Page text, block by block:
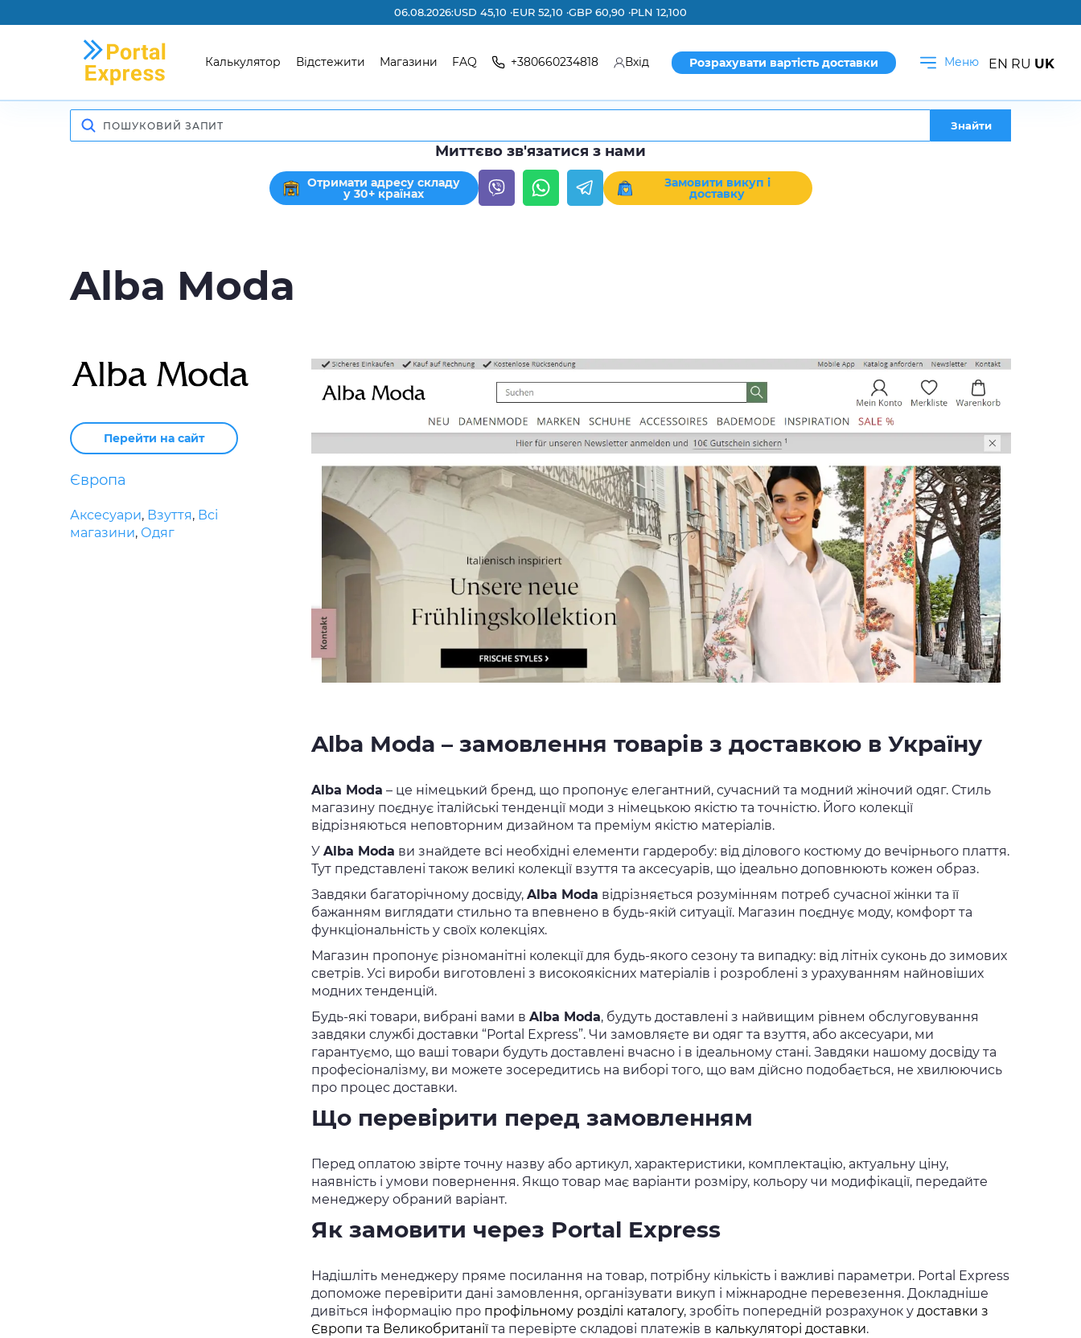
06.08.2026:USD 45,10 ·EUR 52,10 ·GBP 60,90 ·PLN 12,100
Калькулятор Відстежити Магазини FAQ +380660234818 Вхід Розрахувати вартість доставки Меню
Знайти
Миттєво зв'язатися з нами
Отримати адресу складу
у 30+ країнах
Замовити викуп і
доставку
Alba Moda
Перейти на сайт
Європа
Аксесуари, Взуття, Всі
магазини, Одяг
Alba Moda – замовлення товарів з доставкою в Україну
Alba Moda – це німецький бренд, що пропонує елегантний, сучасний та модний жіночий одяг. Стиль
магазину поєднує італійські тенденції моди з німецькою якістю та точністю. Його колекції
відрізняються неповторним дизайном та преміум якістю матеріалів.
У Alba Moda ви знайдете всі необхідні елементи гардеробу: від ділового костюму до вечірнього плаття.
Тут представлені також великі колекції взуття та аксесуарів, що ідеально доповнюють кожен образ.
Завдяки багаторічному досвіду, Alba Moda відрізняється розумінням потреб сучасної жінки та її
бажанням виглядати стильно та впевнено в будь-якій ситуації. Магазин поєднує моду, комфорт та
функціональність у своїх колекціях.
Магазин пропонує різноманітні колекції для будь-якого сезону та випадку: від літніх суконь до зимових
светрів. Усі вироби виготовлені з високоякісних матеріалів і розроблені з урахуванням найновіших
модних тенденцій.
Будь-які товари, вибрані вами в Alba Moda, будуть доставлені з найвищим рівнем обслуговування
завдяки службі доставки “Portal Express”. Чи замовляєте ви одяг та взуття, або аксесуари, ми
гарантуємо, що ваші товари будуть доставлені вчасно і в ідеальному стані. Завдяки нашому досвіду та
професіоналізму, ви можете зосередитись на виборі того, що вам дійсно подобається, не хвилюючись
про процес доставки.
Що перевірити перед замовленням
Перед оплатою звірте точну назву або артикул, характеристики, комплектацію, актуальну ціну,
наявність і умови повернення. Якщо товар має варіанти розміру, кольору чи модифікації, передайте
менеджеру обраний варіант.
Як замовити через Portal Express
Надішліть менеджеру пряме посилання на товар, потрібну кількість і важливі параметри. Portal Express
допоможе перевірити дані замовлення, організувати викуп і міжнародне перевезення. Докладніше
дивіться інформацію про профільному розділі каталогу, зробіть попередній розрахунок у доставки з
Європи та Великобританії та перевірте складові платежів в калькуляторі доставки.
EN RU UK